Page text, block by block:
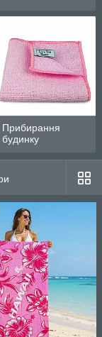
Прибирання
будинку